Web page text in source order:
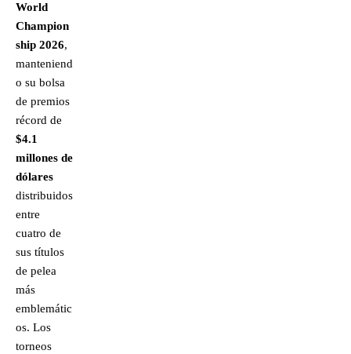
World
Champion
ship 2026,
manteniend
o su bolsa
de premios
récord de
$4.1
millones de
dólares
distribuidos
entre
cuatro de
sus títulos
de pelea
más
emblemátic
os. Los
torneos